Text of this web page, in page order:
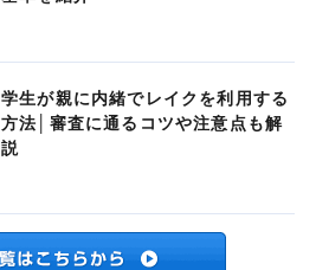
学生が親に内緒でレイクを利用する
方法│審査に通るコツや注意点も解
説